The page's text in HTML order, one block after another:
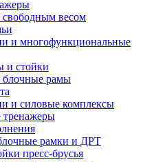
весом
и многофункциональные
и стойки
блочные рамы
и силовые комплексы
тренажеры
рамки и ДРТ
пресс-брусья